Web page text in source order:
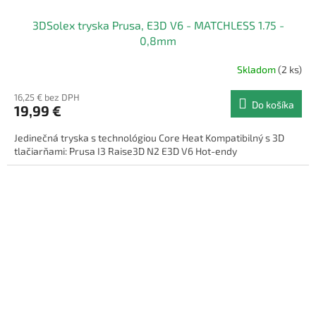
3DSolex tryska Prusa, E3D V6 - MATCHLESS 1.75 -
0,8mm
Skladom(2 ks)
16,25 € bez DPH
19,99 € Do košíka
Jedinečná tryska s technológiou Core Heat Kompatibilný s 3D
tlačiarňami: Prusa I3 Raise3D N2 E3D V6 Hot-endy